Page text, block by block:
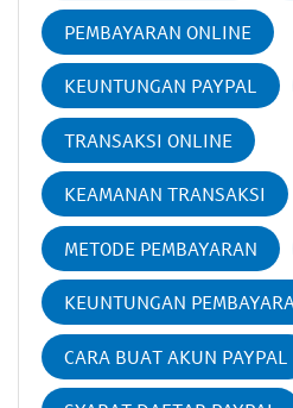
PEMBAYARAN ONLINE
KEUNTUNGAN PAYPAL
TRANSAKSI ONLINE
KEAMANAN TRANSAKSI
METODE PEMBAYARAN
KEUNTUNGAN
CARA BUAT AKUN PAYPAL